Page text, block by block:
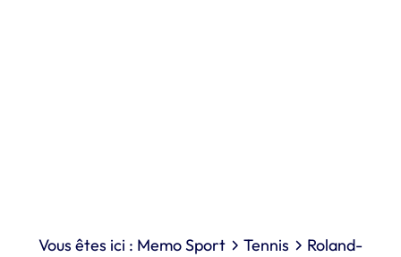
Vous êtes ici : Memo Sport Tennis
Roland-